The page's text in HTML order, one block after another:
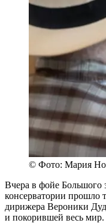
© Фото: Мария
Вчера в фойе Большого
консерватории прошло
дирижера Вероники
и покорившей весь мир.